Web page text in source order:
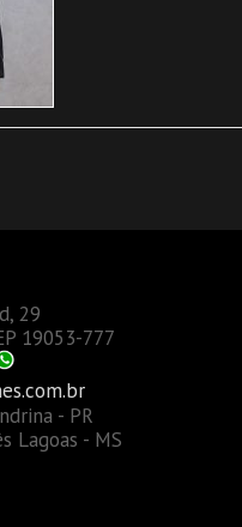
29
19053-777
- PR
- MS